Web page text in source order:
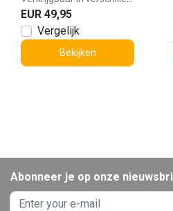
EUR 49,95
Vergelijk
Bekijken
Abonneer je op onze